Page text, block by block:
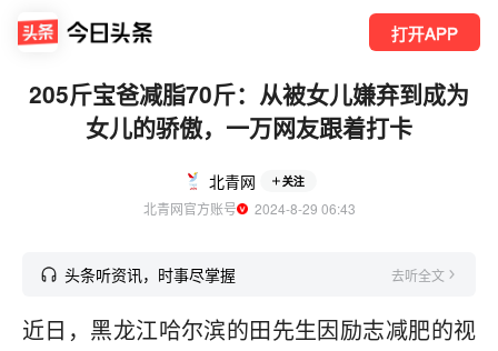
打开APP
205斤宝爸减脂70斤：从被女儿嫌弃到成为
女儿的骄傲，一万网友跟着打卡
北青网 关注
北青网官方账号
  2024-8-29 06:43
头条听资讯，时事尽掌握 去听全文
近日，黑龙江哈尔滨的田先生因励志减肥的视